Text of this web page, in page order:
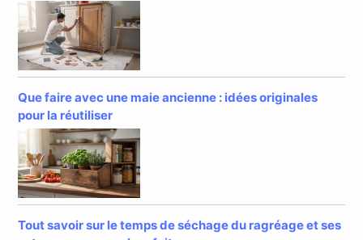
Que faire avec une maie ancienne : idées originales
pour la réutiliser
Tout savoir sur le temps de séchage du ragréage et ses